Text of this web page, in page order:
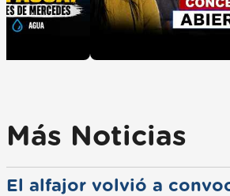
Más Noticias
El alfajor volvió a